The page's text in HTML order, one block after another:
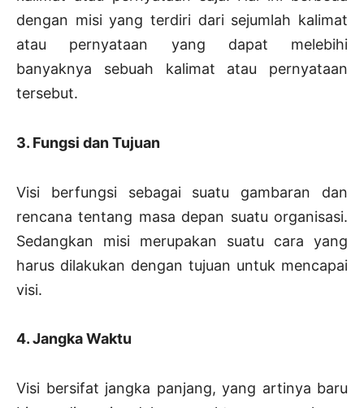
dengan misi yang terdiri dari sejumlah kalimat
atau pernyataan yang dapat melebihi
banyaknya sebuah kalimat atau pernyataan
tersebut.
3. Fungsi dan Tujuan
Visi berfungsi sebagai suatu gambaran dan
rencana tentang masa depan suatu organisasi.
Sedangkan misi merupakan suatu cara yang
harus dilakukan dengan tujuan untuk mencapai
visi.
4. Jangka Waktu
Visi bersifat jangka panjang, yang artinya baru